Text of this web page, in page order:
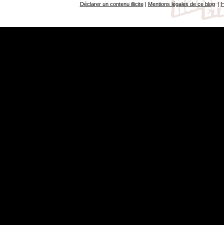
Déclarer un contenu illicite| Mentions légales de ce blog|